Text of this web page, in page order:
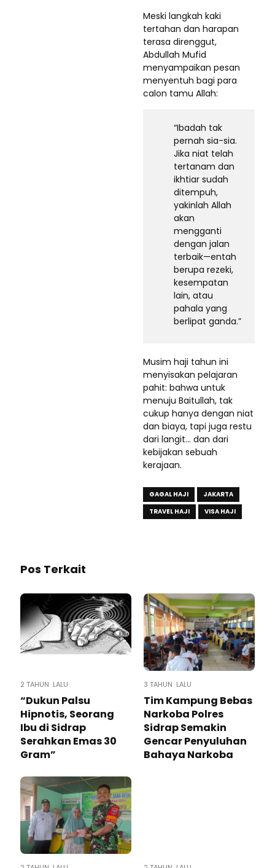
Meski langkah kaki
tertahan dan harapan
terasa direnggut,
Abdullah Mufid
menyampaikan pesan
menyentuh bagi para
calon tamu Allah:
“Ibadah tak
pernah sia-sia.
Jika niat telah
tertanam dan
ikhtiar sudah
ditempuh,
yakinlah Allah
akan
mengganti
dengan jalan
terbaik—entah
berupa rezeki,
kesempatan
lain, atau
pahala yang
berlipat ganda.”
Musim haji tahun ini
menyisakan pelajaran
pahit: bahwa untuk
menuju Baitullah, tak
cukup hanya dengan niat
dan biaya, tapi juga restu
dari langit… dan dari
kebijakan sebuah
kerajaan.
GAGAL HAJI
JAKARTA
TRAVEL HAJI
VISA HAJI
Pos Terkait
2 TAHUN LALU
“Dukun Palsu
Hipnotis, Seorang
Ibu di Sidrap
Serahkan Emas 30
Gram”
3 TAHUN LALU
Tim Kampung Bebas
Narkoba Polres
Sidrap Semakin
Gencar Penyuluhan
Bahaya Narkoba